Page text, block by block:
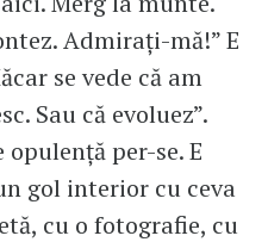
Admirați-mă!” E
se vede că am
Sau că evoluez”.
per-se. E
gol interior cu ceva
cu o fotografie, cu